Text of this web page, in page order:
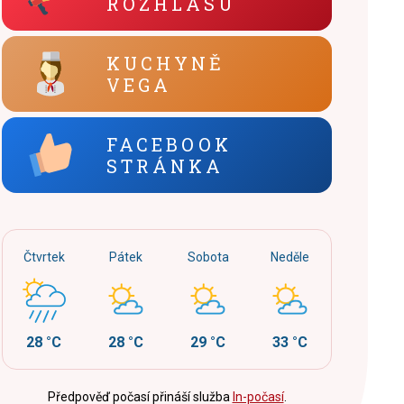
KUCHYNĚ
VEGA
FACEBOOK
STRÁNKA
Čtvrtek
28 °C
Pátek
28 °C
Sobota
29 °C
Neděle
33 °C
Předpověď počasí přináší služba In-počasí.